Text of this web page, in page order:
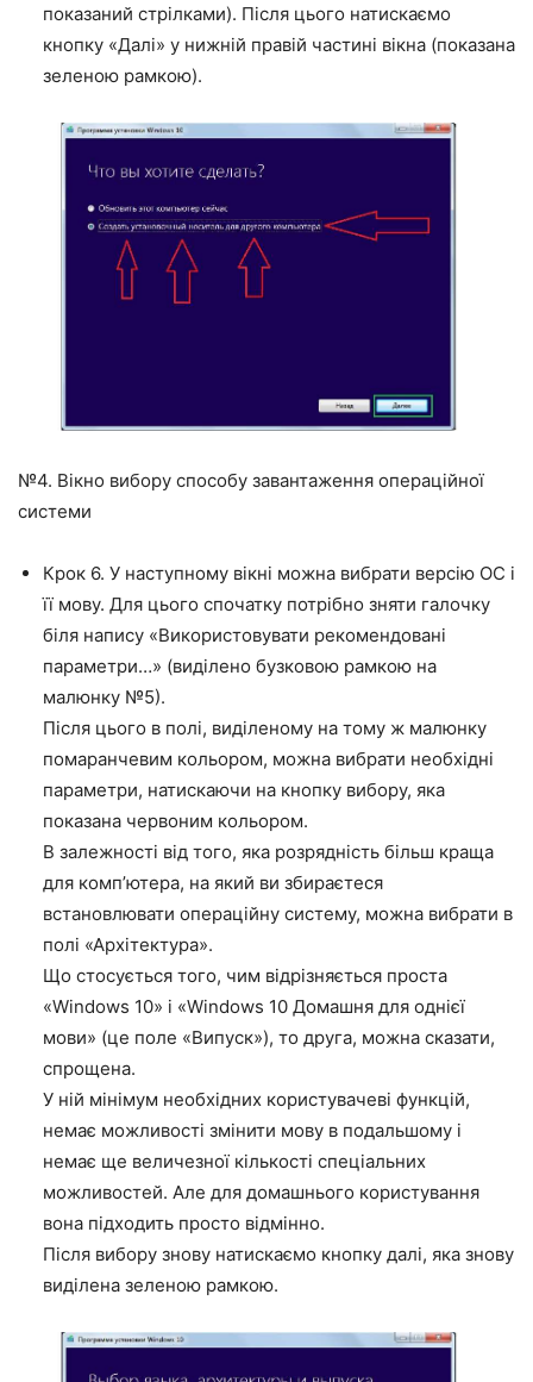
показаний стрілками). Після цього натискаємо
кнопку «Далі» у нижній правій частині вікна (показана
зеленою рамкою).
№4. Вікно вибору способу завантаження операційної
системи
Крок 6. У наступному вікні можна вибрати версію ОС і
її мову. Для цього спочатку потрібно зняти галочку
біля напису «Використовувати рекомендовані
параметри…» (виділено бузковою рамкою на
малюнку №5).
Після цього в полі, виділеному на тому ж малюнку
помаранчевим кольором, можна вибрати необхідні
параметри, натискаючи на кнопку вибору, яка
показана червоним кольором.
В залежності від того, яка розрядність більш краща
для комп’ютера, на який ви збираєтеся
встановлювати операційну систему, можна вибрати в
полі «Архітектура».
Що стосується того, чим відрізняється проста
«Windows 10» і «Windows 10 Домашня для однієї
мови» (це поле «Випуск»), то друга, можна сказати,
спрощена.
У ній мінімум необхідних користувачеві функцій,
немає можливості змінити мову в подальшому і
немає ще величезної кількості спеціальних
можливостей. Але для домашнього користування
вона підходить просто відмінно.
Після вибору знову натискаємо кнопку далі, яка знову
виділена зеленою рамкою.